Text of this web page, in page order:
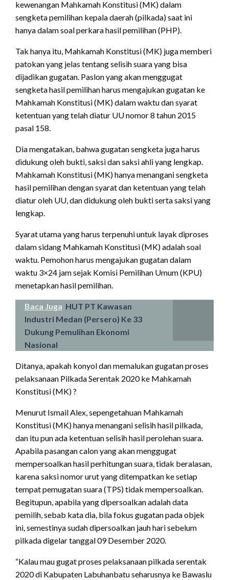
kewenangan Mahkamah Konstitusi (MK) dalam
sengketa pemilihan kepala daerah (pilkada) saat ini
hanya dalam soal perkara hasil pemilihan (PHP).
Tak hanya itu, Mahkamah Konstitusi (MK) juga memberi
patokan yang jelas tentang selisih suara yang bisa
dijadikan gugatan. Paslon yang akan menggugat
sengketa hasil pemilihan harus mengajukan gugatan ke
Mahkamah Konstitusi (MK) dalam waktu dan syarat
ketentuan yang telah diatur UU nomor 8 tahun 2015
pasal 158.
Dia mengatakan, bahwa gugatan sengketa juga harus
didukung oleh bukti, saksi dan saksi ahli yang lengkap.
Mahkamah Konstitusi (MK) hanya menangani sengketa
hasil pemilihan dengan syarat dan ketentuan yang telah
diatur oleh UU, dan didukung oleh bukti serta saksi yang
lengkap.
Syarat utama yang harus terpenuhi untuk layak diproses
dalam sidang Mahkamah Konstitusi (MK) adalah soal
waktu. Pemohon harus mengajukan gugatan dalam
waktu 3×24 jam sejak Komisi Pemilihan Umum (KPU)
menetapkan hasil pemilihan.
Baca Juga HUT PT Kawasan
Industri Medan (Persero) Ke 33
Dukung Pemulihan Ekonomi
Nasional
Ditanya, apakah konyol dan memalukan gugatan proses
pelaksanaan Pilkada Serentak 2020 ke Mahkamah
Konstitusi (MK) ?
Menurut Ismail Alex, sepengetahuan Mahkamah
Konstitusi (MK) hanya menangani selisih hasil pilkada,
dan itu pun ada ketentuan selisih hasil perolehan suara.
Apabila pasangan calon yang akan menggugat
mempersoalkan hasil perhitungan suara, tidak beralasan,
karena saksi nomor urut yang ditempatkan ke setiap
tempat pemugatan suara (TPS) tidak mempersoalkan.
Begitupun, apabila yang dipersoalkan adalah data
pemilih, sebab kata dia, bila fokus gugatan pada objek
ini, semestinya sudah dipersoalkan jauh hari sebelum
pilkada digelar tanggal 09 Desember 2020.
“Kalau mau gugat proses pelaksanaan pilkada serentak
2020 di Kabupaten Labuhanbatu seharusnya ke Bawaslu